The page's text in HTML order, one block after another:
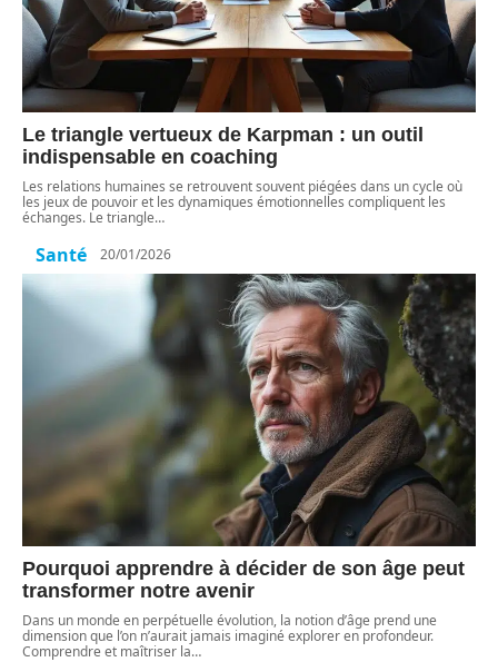
Le triangle vertueux de Karpman : un outil
indispensable en coaching
Les relations humaines se retrouvent souvent piégées dans un cycle où
les jeux de pouvoir et les dynamiques émotionnelles compliquent les
échanges. Le triangle…
Santé 20/01/2026
Pourquoi apprendre à décider de son âge peut
transformer notre avenir
Dans un monde en perpétuelle évolution, la notion d’âge prend une
dimension que l’on n’aurait jamais imaginé explorer en profondeur.
Comprendre et maîtriser la…